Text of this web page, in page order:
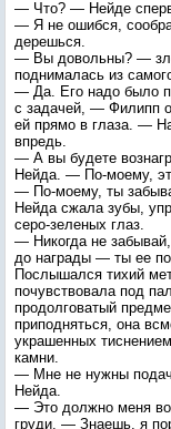
— Что? — Нейде
— Я не ошибся,
дерешься.
— Вы довольны? —
поднималась из
— Да. Его надо было
с задачей, — Филипп
ей прямо в глаза. —
впредь.
— А вы будете
Нейда. — По-моему,
— По-моему, ты
Нейда сжала зубы,
серо-зеленых глаз.
— Никогда не
до награды — ты ее
Послышался тихий
почувствовала под
продолговатый
приподняться, она
украшенных
камни.
— Мне не нужны
Нейда.
— Это должно меня
груди. — Знаешь, я